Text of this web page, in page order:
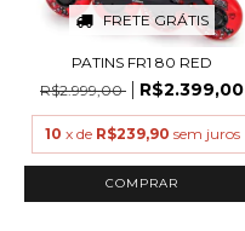
FRETE GRÁTIS
PATINS FR1 80 RED
R$2.999,00
R$2.399,00
10 x de R$239,90 sem juros
COMPRAR